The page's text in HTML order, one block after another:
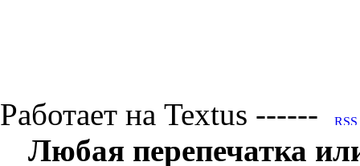
Работает на Textus ------
Любая перепечатка